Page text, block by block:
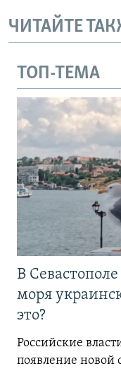
ЧИТАЙТЕ
ТОП-ТЕМА
В
моря
это?
Российские
появление новой